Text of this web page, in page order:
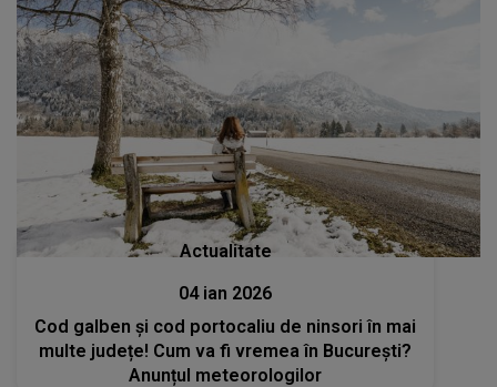
Actualitate
04 ian 2026
Cod galben și cod portocaliu de ninsori în mai
multe județe! Cum va fi vremea în București?
Anunțul meteorologilor